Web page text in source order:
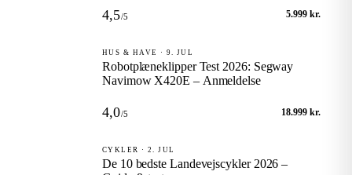
4,5/5 5.999 kr.
HUS & HAVE · 9. JUL
Robotplæneklipper Test 2026: Segway
Navimow X420E – Anmeldelse
4,0/5 18.999 kr.
CYKLER · 2. JUL
De 10 bedste Landevejscykler 2026 –